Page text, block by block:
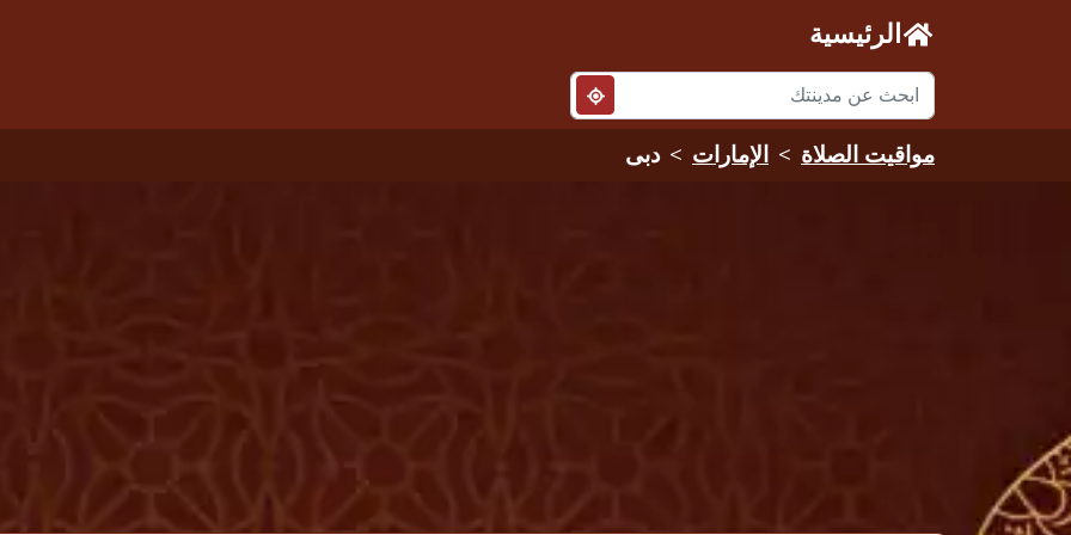
الرئيسية
مواقيت الصلاة الإمارات دبى